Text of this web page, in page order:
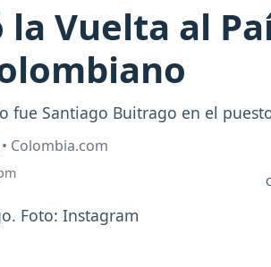
Vuelta al
fue Santiago Buitrago en el
• Colombia.com